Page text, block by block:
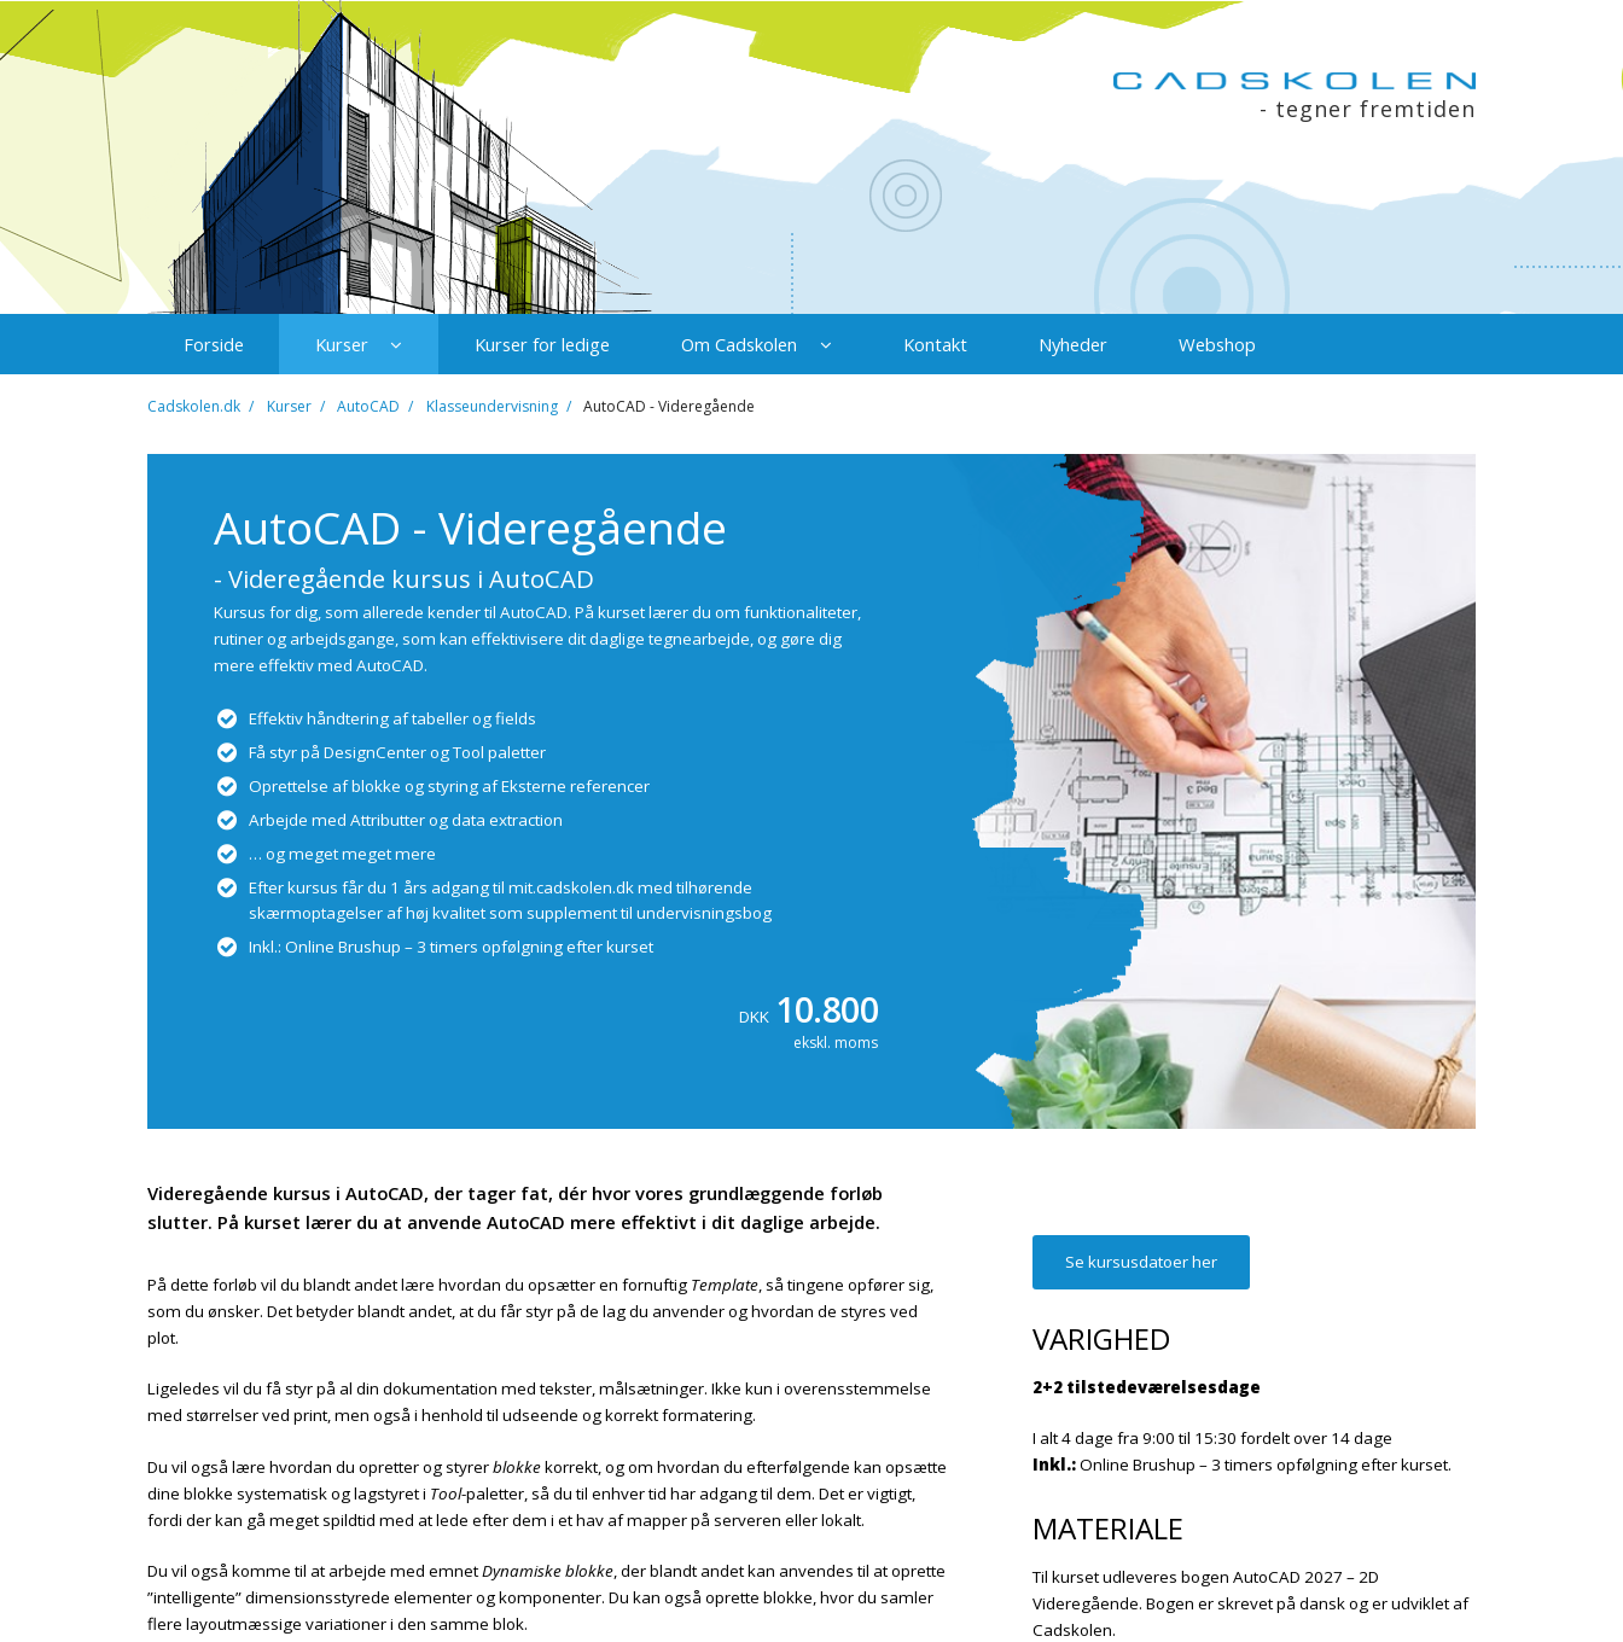
- tegner fremtiden
Forside Kurser Kurser for ledige Om Cadskolen Kontakt Nyheder Webshop
Cadskolen.dk Kurser AutoCAD Klasseundervisning AutoCAD - Videregående
AutoCAD - Videregående
- Videregående kursus i AutoCAD
Kursus for dig, som allerede kender til AutoCAD. På kurset lærer du om funktionaliteter,
rutiner og arbejdsgange, som kan effektivisere dit daglige tegnearbejde, og gøre dig
mere effektiv med AutoCAD.
Effektiv håndtering af tabeller og fields
Få styr på DesignCenter og Tool paletter
Oprettelse af blokke og styring af Eksterne referencer
Arbejde med Attributter og data extraction
… og meget meget mere
Efter kursus får du 1 års adgang til mit.cadskolen.dk med tilhørende
skærmoptagelser af høj kvalitet som supplement til undervisningsbog
Inkl.: Online Brushup – 3 timers opfølgning efter kurset
DKK 10.800
ekskl. moms
Videregående kursus i AutoCAD, der tager fat, dér hvor vores grundlæggende forløb
slutter. På kurset lærer du at anvende AutoCAD mere effektivt i dit daglige arbejde.
På dette forløb vil du blandt andet lære hvordan du opsætter en fornuftig Template, så tingene opfører sig,
som du ønsker. Det betyder blandt andet, at du får styr på de lag du anvender og hvordan de styres ved
plot.
Ligeledes vil du få styr på al din dokumentation med tekster, målsætninger. Ikke kun i overensstemmelse
med størrelser ved print, men også i henhold til udseende og korrekt formatering.
Du vil også lære hvordan du opretter og styrerblokkekorrekt, og om hvordan du efterfølgende kan opsætte
dine blokke systematisk og lagstyret i Tool-paletter, så du til enhver tid har adgang til dem. Det er vigtigt,
fordi der kan gå meget spildtid med at lede efter dem i et hav af mapper på serveren eller lokalt.
Du vil også komme til at arbejde med emnetDynamiske blokke, der blandt andet kan anvendes til at oprette
”intelligente” dimensionsstyrede elementer og komponenter. Du kan også oprette blokke, hvor du samler
flere layoutmæssige variationer i den samme blok.
Se kursusdatoer her
VARIGHED
2+2 tilstedeværelsesdage
I alt 4 dage fra 9:00 til 15:30 fordelt over 14 dage
Inkl.:Online Brushup – 3 timers opfølgning efter kurset.
MATERIALE
Til kurset udleveres bogen AutoCAD2027– 2D
Videregående. Bogen er skrevet på dansk og er udviklet af
Cadskolen.